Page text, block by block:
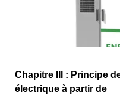
Chapitre III : Principe
électrique à partir de